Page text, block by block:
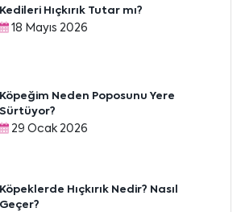
Kedileri Hıçkırık Tutar mı?
18 Mayıs 2026
Köpeğim Neden Poposunu Yere
Sürtüyor?
29 Ocak 2026
Köpeklerde Hıçkırık Nedir? Nasıl
Geçer?